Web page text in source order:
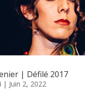
| Défilé 2017
| Juin 2, 2022